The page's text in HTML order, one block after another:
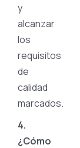
y
alcanzar
los
requisitos
de
calidad
marcados.
4.
¿Cómo